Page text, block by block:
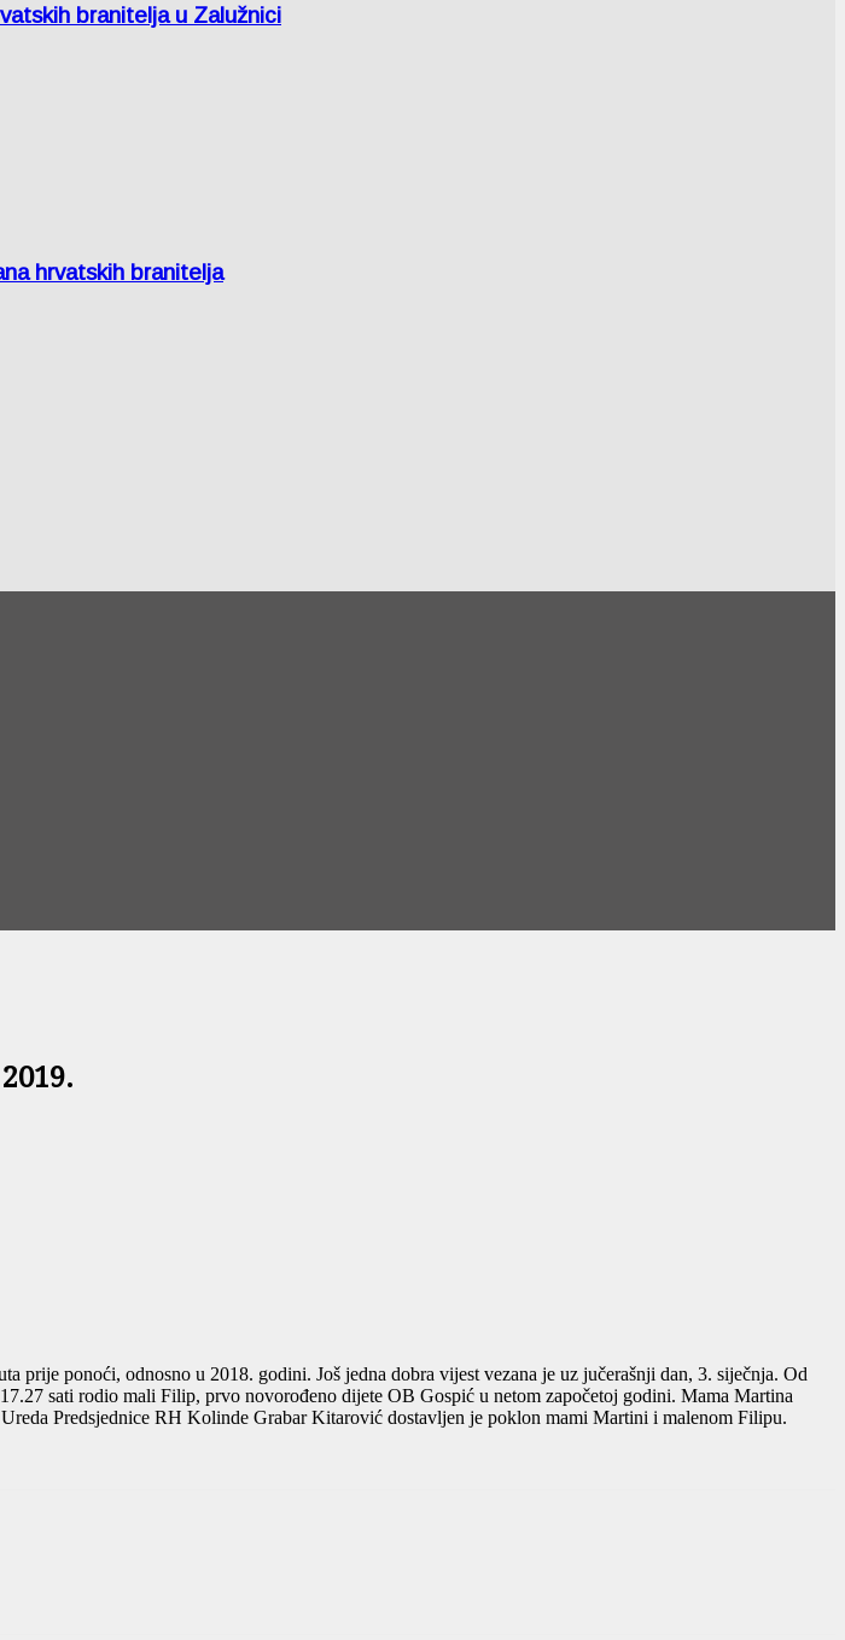
branitelja u Zalužnici
hrvatskih branitelja
ponoći, odnosno u 2018. godini. Još jedna dobra vijest vezana je uz jučerašnji dan, 3. siječnja. Od
sati rodio mali Filip, prvo novorođeno dijete OB Gospić u netom započetoj godini. Mama Martina
Predsjednice RH Kolinde Grabar Kitarović dostavljen je poklon mami Martini i malenom Filipu.